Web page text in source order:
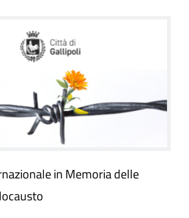
in Memoria delle